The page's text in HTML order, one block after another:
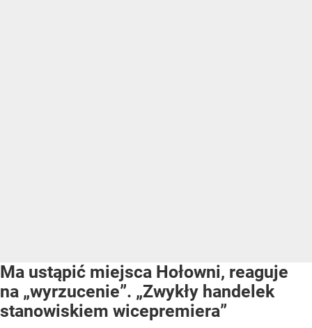
Ma ustąpić miejsca Hołowni, reaguje
na „wyrzucenie”. „Zwykły handelek
stanowiskiem wicepremiera”